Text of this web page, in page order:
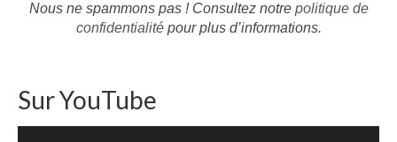
Nous ne spammons pas ! Consultez notre politique de
confidentialitépour plus d’informations.
Sur YouTube